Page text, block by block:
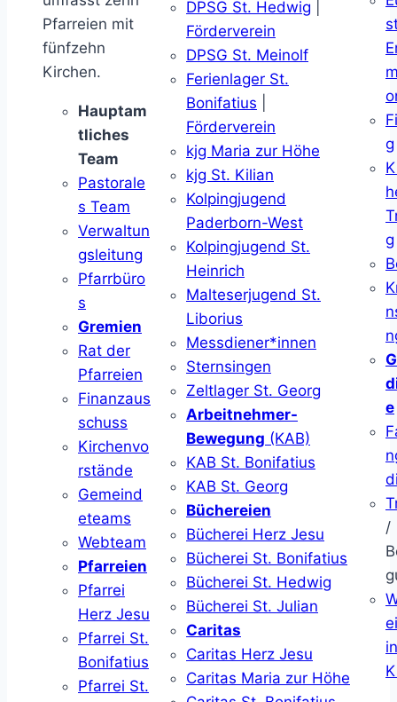
Pfarreien mit
fünfzehn
Kirchen.
Hauptam
tliches
Team
Pastorale
s Team
Verwaltun
gsleitung
Pfarrbüro
s
Gremien
Rat der
Pfarreien
Finanzaus
schuss
Kirchenvo
rstände
Gemeind
eteams
Webteam
Pfarreien
Pfarrei
Herz Jesu
Pfarrei St.
Bonifatius
Pfarrei St.
DPSG St. Hedwig
Förderverein
DPSG St. Meinolf
Ferienlager St.
Bonifatius
Förderverein
kjg Maria zur Höhe
kjg St. Kilian
Kolpingjugend
Paderborn-West
Kolpingjugend St.
Heinrich
Malteserjugend St.
Liborius
Messdiener*innen
Sternsingen
Zeltlager St. Georg
Arbeitnehmer-
Bewegung (KAB)
KAB St. Bonifatius
KAB St. Georg
Büchereien
Bücherei Herz Jesu
Bücherei St. Bonifatius
Bücherei St. Hedwig
Bücherei St. Julian
Caritas
Caritas Herz Jesu
Caritas Maria zur Höhe
g
g
e
/